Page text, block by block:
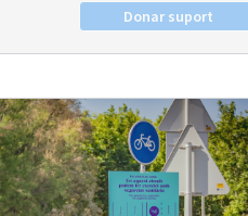
Donar suport